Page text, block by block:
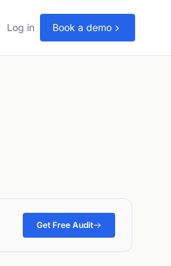
Log in Book a demo
Get Free Audit